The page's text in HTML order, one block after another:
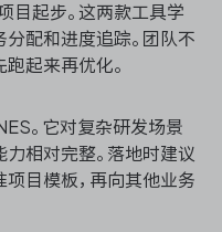
目起步。这两款工具学
配和进度追踪。团队不
起来再优化。
。它对复杂研发场景
相对完整。落地时建议
目模板，再向其他业务